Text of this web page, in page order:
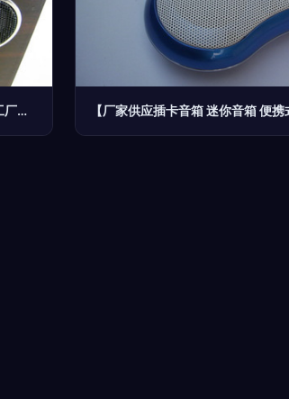
MD-V03迷你音箱 打造插卡音箱礼品新标杆的工厂之选